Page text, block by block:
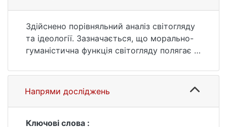
Здійснено порівняльний аналіз світогляду
та ідеології. Зазначається, що морально-
гуманістична функція світогляду полягає в
самоцінного і самобутнього внутрішнього
духовного світу. На відміну від світогляду,
основними ознаками сучасних ідеологій є
нетолерантне ставлення до будь-якої
Напрями досліджень
Ключові слова :